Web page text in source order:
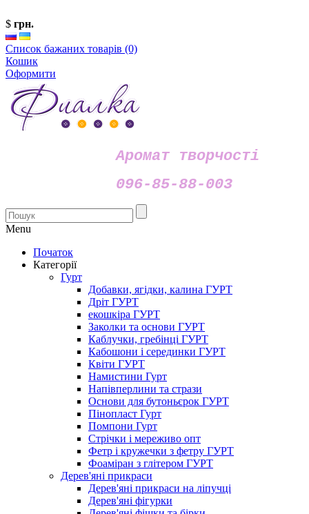
$ грн.
Список бажаних товарів (0)
Кошик
Оформити
Аромат творчості
096-85-88-003
Menu
Початок
Категорії
Гурт
Добавки, ягідки, калина ГУРТ
Дріт ГУРТ
екошкіра ГУРТ
Заколки та основи ГУРТ
Каблучки, гребінці ГУРТ
Кабошони і серединки ГУРТ
Квіти ГУРТ
Намистини Гурт
Напівперлини та стрази
Основи для бутоньєрок ГУРТ
Пінопласт Гурт
Помпони Гурт
Стрічки і мереживо опт
Фетр і кружечки з фетру ГУРТ
Фоаміран з глітером ГУРТ
Дерев'яні прикраси
Дерев'яні прикраси на ліпучці
Дерев'яні фігурки